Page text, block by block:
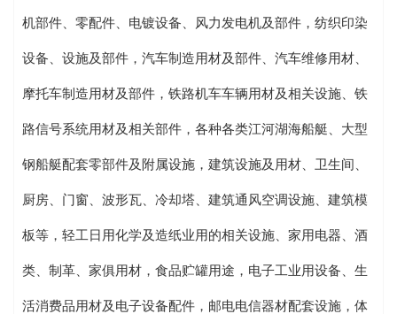
机部件、零配件、电镀设备、风力发电机及部件，纺织印染
设备、设施及部件，汽车制造用材及部件、汽车维修用材、
摩托车制造用材及部件，铁路机车车辆用材及相关设施、铁
路信号系统用材及相关部件，各种各类江河湖海船艇、大型
钢船艇配套零部件及附属设施，建筑设施及用材、卫生间、
厨房、门窗、波形瓦、冷却塔、建筑通风空调设施、建筑模
板等，轻工日用化学及造纸业用的相关设施、家用电器、酒
类、制革、家俱用材，食品贮罐用途，电子工业用设备、生
活消费品用材及电子设备配件，邮电电信器材配套设施，体